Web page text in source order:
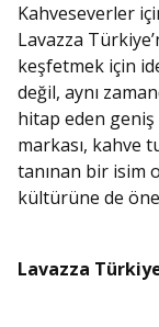
Kahveseverler
Lavazza
keşfetmek için
değil, aynı
hitap eden
markası, kahve
tanınan bir isim
kültürüne de
Lavazza